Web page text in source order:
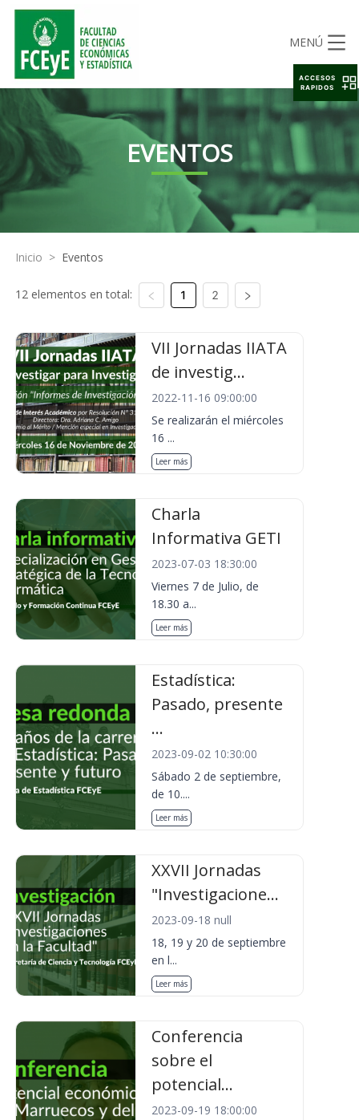
MENÚ
EVENTOS
Inicio > Eventos
12 elementos en total: 1 2
VII Jornadas IIATA
de investig...
2022-11-16 09:00:00
Se realizarán el miércoles
16 ...
Leer más
Charla
Informativa GETI
2023-07-03 18:30:00
Viernes 7 de Julio, de
18.30 a...
Leer más
Estadística:
Pasado, presente
...
2023-09-02 10:30:00
Sábado 2 de septiembre,
de 10....
Leer más
XXVII Jornadas
"Investigacione...
2023-09-18 null
18, 19 y 20 de septiembre
en l...
Leer más
Conferencia
sobre el
potencial...
2023-09-19 18:00:00
ACCESOS
RAPIDOS